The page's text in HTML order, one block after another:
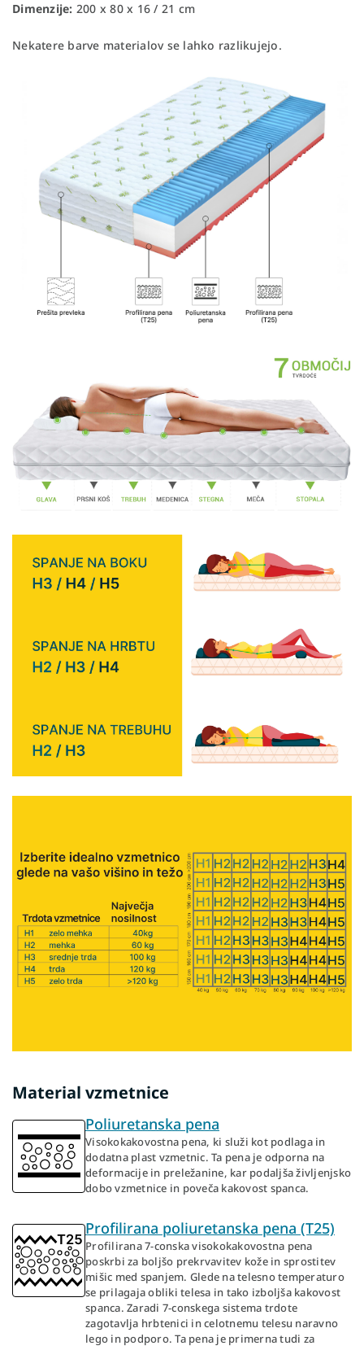
Dimenzije: 200 x 80 x 16 / 21 cm
Nekatere barve materialov se lahko razlikujejo.
Material vzmetnice
Poliuretanska pena
Visokokakovostna pena, ki služi kot podlaga in
dodatna plast vzmetnic. Ta pena je odporna na
deformacije in preležanine, kar podaljša življenjsko
dobo vzmetnice in poveča kakovost spanca.
Profilirana poliuretanska pena (T25)
Profilirana 7-conska visokokakovostna pena
poskrbi za boljšo prekrvavitev kože in sprostitev
mišic med spanjem. Glede na telesno temperaturo
se prilagaja obliki telesa in tako izboljša kakovost
spanca. Zaradi 7-conskega sistema trdote
zagotavlja hrbtenici in celotnemu telesu naravno
lego in podporo. Ta pena je primerna tudi za